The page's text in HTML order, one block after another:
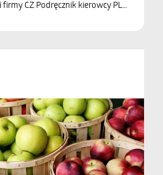
firmy CZ Podręcznik kierowcy PL…